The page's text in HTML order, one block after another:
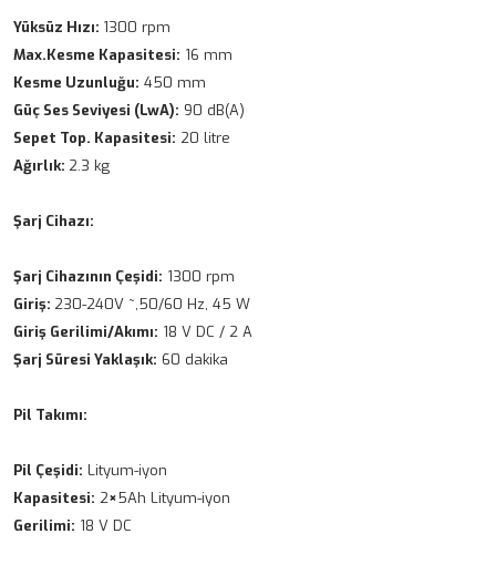
Yüksüz Hızı: 1300 rpm
Max.Kesme Kapasitesi: 16 mm
Kesme Uzunluğu: 450 mm
Güç Ses Seviyesi (LwA): 90 dB(A)
Sepet Top. Kapasitesi: 20 litre
Ağırlık: 2.3 kg
Şarj Cihazı:
Şarj Cihazının Çeşidi: 1300 rpm
Giriş: 230-240V ~,50/60 Hz, 45 W
Giriş Gerilimi/Akımı: 18 V DC / 2 A
Şarj Süresi Yaklaşık: 60 dakika
Pil Takımı:
Pil Çeşidi: Lityum-iyon
Kapasitesi: 2×5Ah Lityum-iyon
Gerilimi: 18 V DC